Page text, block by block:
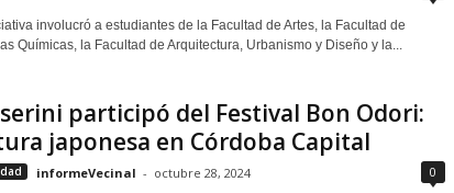
involucró a estudiantes de la Facultad de Artes, la Facultad de
Químicas, la Facultad de Arquitectura, Urbanismo y Diseño y la...
participó del Festival Bon Odori:
japonesa en Córdoba Capital
informeVecinal - octubre 28, 2024 0